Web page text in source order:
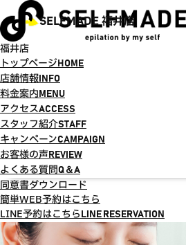
SELFMADE 福井店
福井店
トップページ HOME
店舗情報 INFO
料金案内 MENU
アクセスACCESS
スタッフ紹介STAFF
キャンペーンCAMPAIGN
お客様の声 REVIEW
よくある質問Q＆A
同意書ダウンロード
簡単WEB予約はこちら
LINE予約はこちら LINE RESERVATION